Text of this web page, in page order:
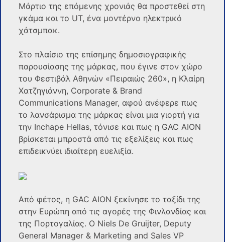
Μάρτιο της επόμενης χρονιάς θα προστεθεί στη
γκάμα και το UT, ένα μοντέρνο ηλεκτρικό
χάτσμπακ.
Στο πλαίσιο της επίσημης δημοσιογραφικής
παρουσίασης της μάρκας, που έγινε στον χώρο
του Φεστιβάλ Αθηνών «Πειραιώς 260», η Κλαίρη
Χατζηγιάννη, Corporate & Brand
Communications Manager, αφού ανέφερε πως
το λανσάρισμα της μάρκας είναι μια γιορτή για
την Inchape Hellas, τόνισε και πως η GAC AION
βρίσκεται μπροστά από τις εξελίξεις και πως
επιδεικνύει ιδιαίτερη ευελιξία.
Από φέτος, η GAC AION ξεκίνησε το ταξίδι της
στην Ευρώπη από τις αγορές της Φινλανδίας και
της Πορτογαλίας. Ο Niels De Gruijter, Deputy
General Manager & Marketing and Sales VP